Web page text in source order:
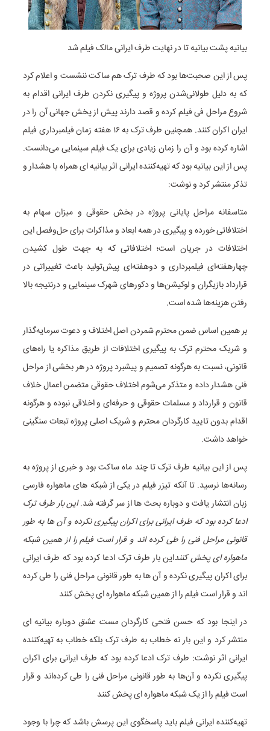
بیانیه پشت بیانیه تا در نهایت طرف ایرانی مالک فیلم شد
پس از این صحبت‌ها بود که طرف ترک هم ساکت ننشست و اعلام کرد
که به دلیل طولانی‌شدن پروژه و پیگیری نکردن طرف ایرانی اقدام به
شروع مراحل فی فیلم کرده و قصد دارند پیش از پخش جهانی آن را در
ایران اکران کنند. همچنین طرف ترک به ۱۶ هفته زمان فیلمبرداری فیلم
اشاره کرده بود و آن را زمان زیادی برای یک فیلم سینمایی می‌دانست.
پس از این بیانیه بود که تهیه‌کننده ایرانی اثر بیانیه ای همراه با هشدار و
تذکر منتشر کرد و نوشت:
متاسفانه مراحل پایانی پروژه در بخش حقوقی و میزان سهام به
اختلافاتی خورده و پیگیری در همه ابعاد و مذاکرات برای حل‌وفصل این
اختلافات در جریان است؛ اختلافاتی که به جهت طول کشیدن
چهارهفته‌ای فیلمبرداری و دوهفته‌ای پیش‌تولید باعث تغییراتی در
قرارداد بازیگران و لوکیشن‌ها و دکورهای شهرک سینمایی و درنتیجه بالا
رفتن هزینه‌ها شده است.
بر همین اساس ضمن محترم شمردن اصل اختلاف و دعوت سرمایه‌گذار
و شریک محترم ترک به پیگیری اختلافات از طریق مذاکره یا راه‌های
قانونی، نسبت به هرگونه تصمیم و پیشبرد پروژه در هر بخشی از مراحل
فنی هشدار داده و متذکر می‌شوم اختلاف حقوقی متضمن اعمال خلاف
قانون و قرارداد و مسلمات حقوقی و حرفه‌ای و اخلاقی نبوده و هرگونه
اقدام بدون تایید کارگردان محترم و شریک اصلی پروژه تبعات سنگینی
خواهد داشت.
پس از این بیانیه طرف ترک تا چند ماه ساکت بود و خبری از پروژه به
رسانه‌ها نرسید. تا آنکه تیزر فیلم در یکی از شبکه های ماهواره فارسی
زبان انتشار یافت و دوباره بحث ها از سر گرفته شد.این بار طرف ترک
ادعا کرده بود که طرف ایرانی برای اکران پیگیری نکرده و آن ها به طور
قانونی مراحل فنی را طی کرده اند و قرار است فیلم را از همین شبکه
ماهواره ای پخش کننداین بار طرف ترک ادعا کرده بود که طرف ایرانی
برای اکران پیگیری نکرده و آن ها به طور قانونی مراحل فنی را طی کرده
اند و قرار است فیلم را از همین شبکه ماهواره ای پخش کنند
در اینجا بود که حسن فتحی کارگردانمست عشقدوباره بیانیه ای
منتشر کرد و این بار نه خطاب به طرف ترک بلکه خطاب به تهیه‌کننده
ایرانی اثر نوشت: طرف ترک ادعا کرده بود که طرف ایرانی برای اکران
پیگیری نکرده و آن‌ها به طور قانونی مراحل فنی را طی کرده‌اند و قرار
است فیلم را از یک شبکه ماهواره ای پخش کنند
تهیه‌کننده ایرانی فیلم باید پاسخگوی این پرسش باشد که چرا با وجود